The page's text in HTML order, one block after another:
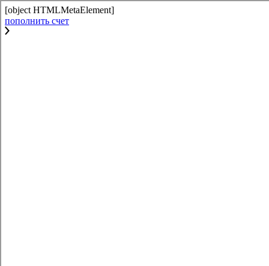
[object HTMLMetaElement]
пополнить счет